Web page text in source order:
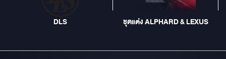
DLS ชุดแต่ง ALPHARD & LEXUS